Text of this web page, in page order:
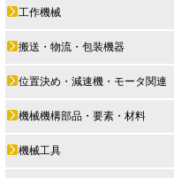
工作機械
搬送・物流・包装機器
位置決め・減速機・モータ関連
機械機構部品・要素・材料
機械工具